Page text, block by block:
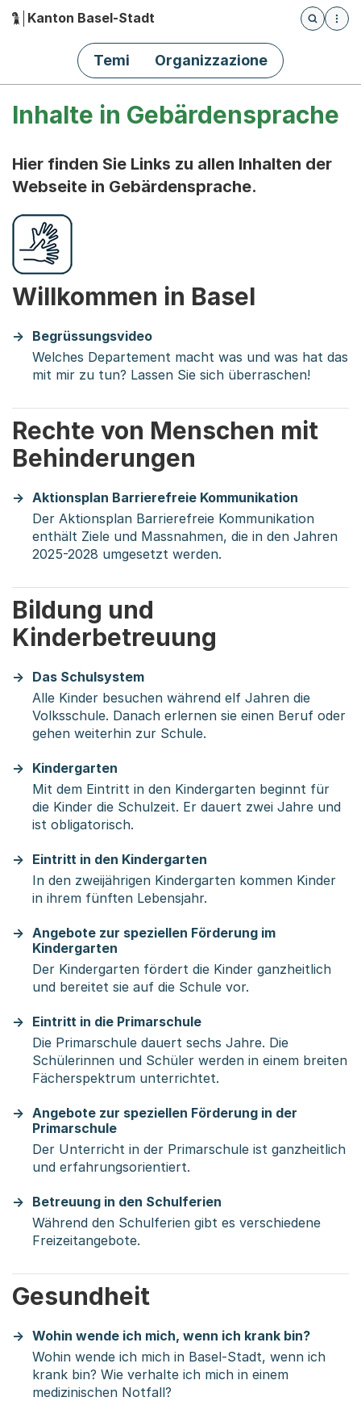
Hauptnavigation
Kanton Basel-Stadt
Öffnet
Temi Organizzazione
Inhalte in Gebärdensprache
Hier finden Sie Links zu allen Inhalten der
Webseite in Gebärdensprache.
Willkommen in Basel
Begrüssungsvideo
Welches Departement macht was und was hat das
mit mir zu tun? Lassen Sie sich überraschen!
Rechte von Menschen mit
Behinderungen
Aktionsplan Barrierefreie Kommunikation
Der Aktionsplan Barrierefreie Kommunikation
enthält Ziele und Massnahmen, die in den Jahren
2025-2028 umgesetzt werden.
Bildung und
Kinderbetreuung
Das Schulsystem
Alle Kinder besuchen während elf Jahren die
Volksschule. Danach erlernen sie einen Beruf oder
gehen weiterhin zur Schule.
Kindergarten
Mit dem Eintritt in den Kindergarten beginnt für
die Kinder die Schulzeit. Er dauert zwei Jahre und
ist obligatorisch.
Eintritt in den Kindergarten
In den zweijährigen Kindergarten kommen Kinder
in ihrem fünften Lebensjahr.
Angebote zur speziellen Förderung im
Kindergarten
Der Kindergarten fördert die Kinder ganzheitlich
und bereitet sie auf die Schule vor.
Eintritt in die Primarschule
Die Primarschule dauert sechs Jahre. Die
Schülerinnen und Schüler werden in einem breiten
Fächerspektrum unterrichtet.
Angebote zur speziellen Förderung in der
Primarschule
Der Unterricht in der Primarschule ist ganzheitlich
und erfahrungsorientiert.
Betreuung in den Schulferien
Während den Schulferien gibt es verschiedene
Freizeitangebote.
Gesundheit
Wohin wende ich mich, wenn ich krank bin?
Wohin wende ich mich in Basel-Stadt, wenn ich
krank bin? Wie verhalte ich mich in einem
medizinischen Notfall?